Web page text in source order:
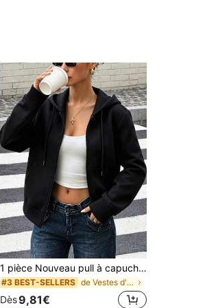
1 pièce Nouveau pull à capuche tricoté de couleur unie, veste pull ample décontractée pour femmes, sport printemps/automne
#3 BEST-SELLERS de Vestes d'extérieur pour femmes
Dès9,81€